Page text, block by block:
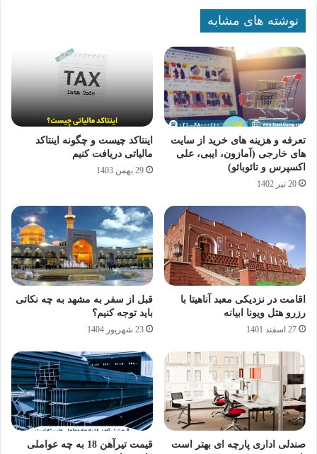
نوشته های مشابه
تعرفه و هزینه های خرید از سایت
های خارجی (آمازون، ایبی، علی
اکسپرس و تائوبائو)
20 تیر 1402
اینتاکد چیست و چگونه اینتاکد
مالیاتی دریافت کنیم
29 بهمن 1403
اقامت در نزدیکی معبد آناهیتا با
رزرو هتل ویونا ابیانه
27 اسفند 1401
قبل از سفر به مشهد به چه نکاتی
باید توجه کنیم؟
23 شهریور 1404
صندلی اداری پارچه ای بهتر است
قیمت تیرآهن 18 به چه عواملی